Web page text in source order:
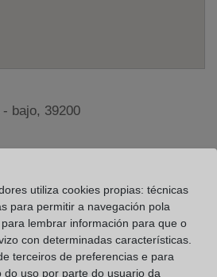
bajo, 39200
viernes de 09:00 a 14:00 horas
diciembre de 09:00 a 14:00
utiliza cookies propias: técnicas
para permitir a navegación pola
lembrar información para que o
con determinadas características.
terceiros de preferencias e para
uso por parte do usuario da